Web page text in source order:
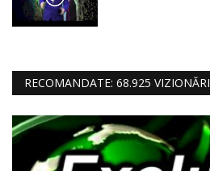
RECOMANDATE: 68.925 VIZIONĂRI